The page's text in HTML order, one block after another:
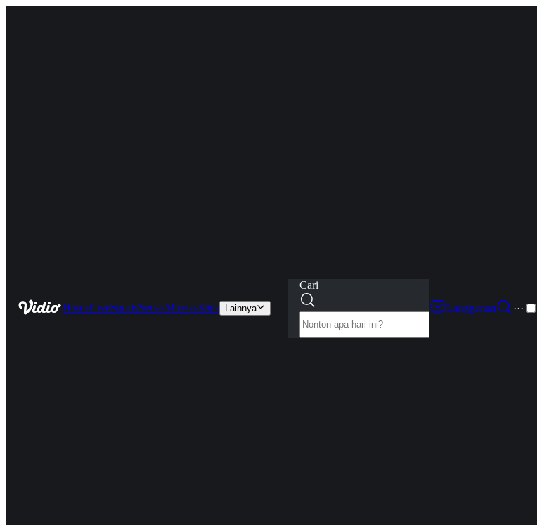
HomeLiveSportsSeriesMoviesKids Lainnya
Cari
Langganan
···